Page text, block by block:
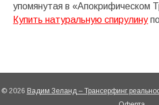
упомянутая в «Апокрифическом
Купить натуральную спирулину
© 2026 Вадим Зеланд – Трансерфинг